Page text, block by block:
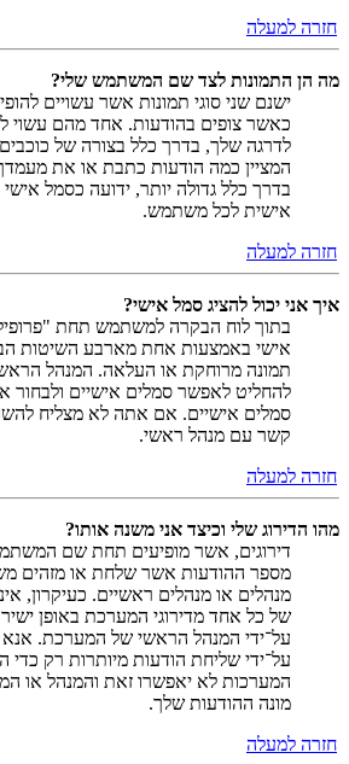
חזרה למעלה
מה הן התמונות לצד שם המשתמש שלי?
ישנם שני סוגי תמונות אשר עשויים
כאשר צופים בהודעות. אחד מהם עשוי
לדרגה שלך, בדרך כלל בצורה של
המציין כמה הודעות כתבת או את
בדרך כלל גדולה יותר, ידועה כסמל אישי
אישית לכל משתמש.
חזרה למעלה
איך אני יכול להציג סמל אישי?
בתוך לוח הבקרה למשתמש תחת
תמונה מרוחקת או העלאה. המנהל
להחליט לאפשר סמלים אישיים ולבחור
סמלים אישיים. אם אתה לא מצליח
קשר עם מנהל ראשי.
חזרה למעלה
מהו הדירוג שלי וכיצד אני משנה אותו?
דירוגים, אשר מופיעים תחת שם
מספר ההודעות אשר שלחת או מזהים
מנהלים או מנהלים ראשיים. כעיקרון,
של כל אחד מדירוגי המערכת באופן
על־ידי המנהל הראשי של המערכת.
על־ידי שליחת הודעות מיותרות רק כדי
המערכות לא יאפשרו זאת והמנהל או
מונה ההודעות שלך.
חזרה למעלה